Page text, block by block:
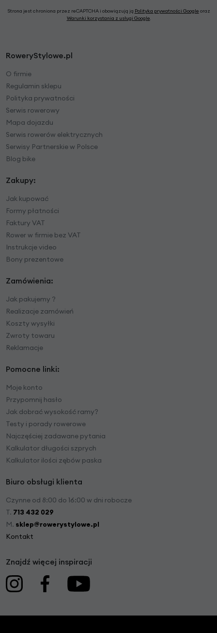
Strona jest chroniona przez reCAPTCHA i obowiązują ją Polityka prywatności Google oraz
Warunki korzystania z usługi Google.
RoweryStylowe.pl
O firmie
Regulamin sklepu
Polityka prywatności
Serwis rowerowy
Mapa dojazdu
Serwis rowerów elektrycznych
Serwisy Partnerskie w Polsce
Blog bike
Zakupy:
Jak kupować
Formy płatności
Faktury VAT
Rower w firmie bez VAT
Instrukcje video
Bony prezentowe
Zamówienia:
Jak pakujemy ?
Realizacje zamówień
Koszty wysyłki
Zwroty towaru
Reklamacje
Pomocne linki:
Moje konto
Przypomnij hasło
Jak dobrać wysokość ramy?
Testy i porady rowerowe
Najczęściej zadawane pytania
Kalkulator długości szprych
Kalkulator ilości zębów paska
Biuro obsługi klienta
Czynne od 8:00 do 16:00 w dni robocze
T. 713 432 029
M. sklep@rowerystylowe.pl
Kontakt
Znajdź więcej inspiracji